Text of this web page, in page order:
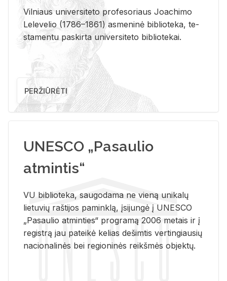
Vil­niaus uni­ver­si­te­to pro­fe­so­riaus Jo­a­chi­mo
Le­le­ve­lio (1786–1861) as­me­ni­nė bi­b­lio­te­ka, te­
sta­men­tu pa­skir­ta uni­ver­si­te­to bi­b­lio­te­kai.
PERŽIŪRĖTI
UNESCO „Pasaulio
atmintis“
VU biblioteka, saugodama ne vieną unikalų
lietuvių raštijos paminklą, įsijungė į UNESCO
„Pasaulio atminties“ programą 2006 metais ir į
registrą jau pateikė kelias dešimtis vertingiausių
nacionalinės bei regioninės reikšmės objektų.